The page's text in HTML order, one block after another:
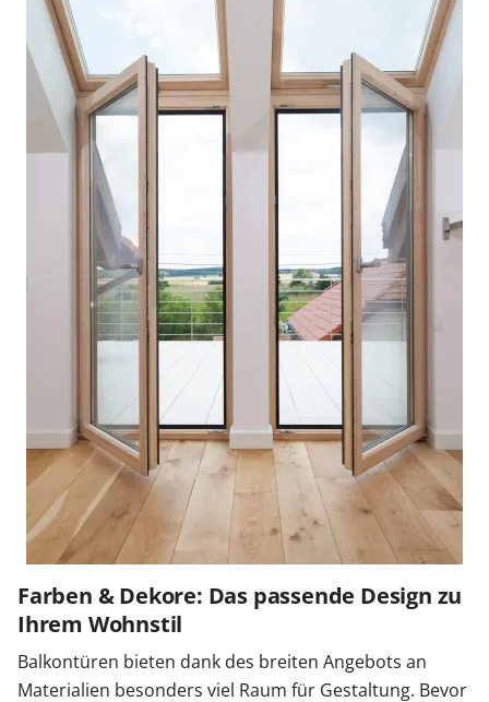
Farben & Dekore: Das passende Design zu
Ihrem Wohnstil
Balkontüren bieten dank des breiten Angebots an
Materialien besonders viel Raum für Gestaltung. Bevor